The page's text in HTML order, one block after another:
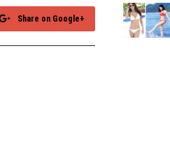
Share on Google+